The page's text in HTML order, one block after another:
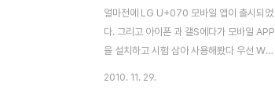
선택할 수 있고, 그중 taipei에 가장 많은 방
송채널이 있기 때문에 타이페이를 선택^..
얼마전에 LG U+070 모바일 앱이 출시되었
다. 그리고 아이폰 과 갤S에다가 모바일 APP
을 설치하고 시험 삼아 사용해봤다 우선 Wifi
2010. 11. 29.